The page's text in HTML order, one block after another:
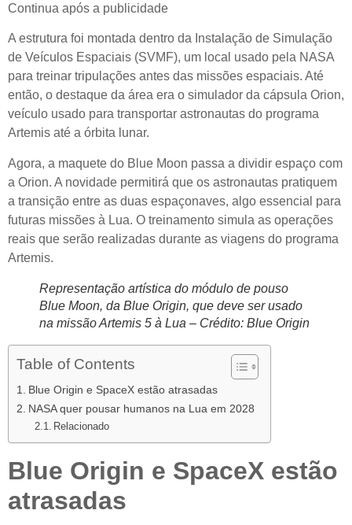
Continua após a publicidade
A estrutura foi montada dentro da Instalação de Simulação
de Veículos Espaciais (SVMF), um local usado pela NASA
para treinar tripulações antes das missões espaciais. Até
então, o destaque da área era o simulador da cápsula Orion,
veículo usado para transportar astronautas do programa
Artemis até a órbita lunar.
Agora, a maquete do Blue Moon passa a dividir espaço com
a Orion. A novidade permitirá que os astronautas pratiquem
a transição entre as duas espaçonaves, algo essencial para
futuras missões à Lua. O treinamento simula as operações
reais que serão realizadas durante as viagens do programa
Artemis.
Representação artística do módulo de pouso
Blue Moon, da Blue Origin, que deve ser usado
na missão Artemis 5 à Lua – Crédito: Blue Origin
Table of Contents
Blue Origin e SpaceX estão atrasadas
NASA quer pousar humanos na Lua em 2028
Relacionado
Blue Origin e SpaceX estão
atrasadas